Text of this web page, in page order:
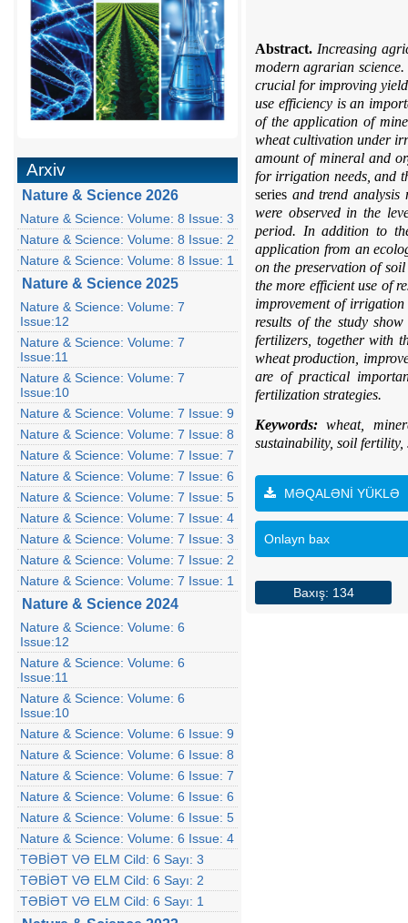
Arxiv
Nature & Science 2026
Nature & Science: Volume: 8 Issue: 3
Nature & Science: Volume: 8 Issue: 2
Nature & Science: Volume: 8 Issue: 1
Nature & Science 2025
Nature & Science: Volume: 7
Issue:12
Nature & Science: Volume: 7
Issue:11
Nature & Science: Volume: 7
Issue:10
Nature & Science: Volume: 7 Issue: 9
Nature & Science: Volume: 7 Issue: 8
Nature & Science: Volume: 7 Issue: 7
Nature & Science: Volume: 7 Issue: 6
Nature & Science: Volume: 7 Issue: 5
Nature & Science: Volume: 7 Issue: 4
Nature & Science: Volume: 7 Issue: 3
Nature & Science: Volume: 7 Issue: 2
Nature & Science: Volume: 7 Issue: 1
Nature & Science 2024
Nature & Science: Volume: 6
Issue:12
Nature & Science: Volume: 6
Issue:11
Nature & Science: Volume: 6
Issue:10
Nature & Science: Volume: 6 Issue: 9
Nature & Science: Volume: 6 Issue: 8
Nature & Science: Volume: 6 Issue: 7
Nature & Science: Volume: 6 Issue: 6
Nature & Science: Volume: 6 Issue: 5
Nature & Science: Volume: 6 Issue: 4
TƏBİƏT VƏ ELM Cild: 6 Sayı: 3
TƏBİƏT VƏ ELM Cild: 6 Sayı: 2
TƏBİƏT VƏ ELM Cild: 6 Sayı: 1
Abstract. Increasing
modern agrarian
crucial for improving
use efficiency is an
of the application of
wheat cultivation under
amount of mineral and
for irrigation needs, and
series and trend analysis
were observed in the
period. In addition to
application from an
on the preservation of
the more efficient use of
improvement of
results of the study
fertilizers, together with
wheat production,
are of practical
fertilization strategies.
Keywords:wheat,
sustainability, soil
MƏQALƏNİ YÜKLƏ
Onlayn bax
Baxış: 134